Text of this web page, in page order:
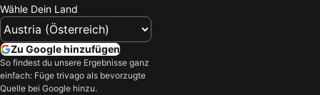
Schlögl
Wähle Dein Land
Zu Google hinzufügen
So findest du unsere Ergebnisse ganz
einfach: Füge trivago als bevorzugte
Quelle bei Google hinzu.